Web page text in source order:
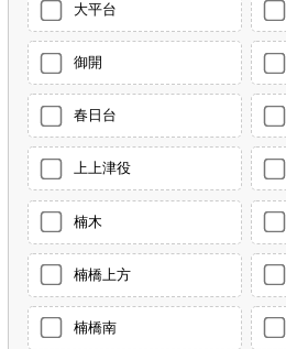
大平台
御開
春日台
上上津役
楠木
楠橋上方
楠橋南